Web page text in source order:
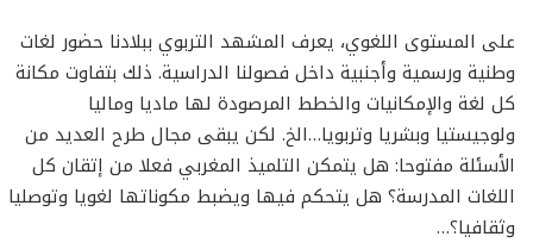
على المستوى اللغوي، يعرف المشهد التربوي ببلادنا حضور لغات
وطنية ورسمية وأجنبية داخل فصولنا الدراسية. ذلك بتفاوت مكانة
كل لغة والإمكانيات والخطط المرصودة لها ماديا وماليا
ولوجيستيا وبشريا وتربويا…الخ. لكن يبقى مجال طرح العديد من
الأسئلة مفتوحا: هل يتمكن التلميذ المغربي فعلا من إتقان كل
اللغات المدرسة؟ هل يتحكم فيها ويضبط مكوناتها لغويا وتوصليا
وثقافيا؟…